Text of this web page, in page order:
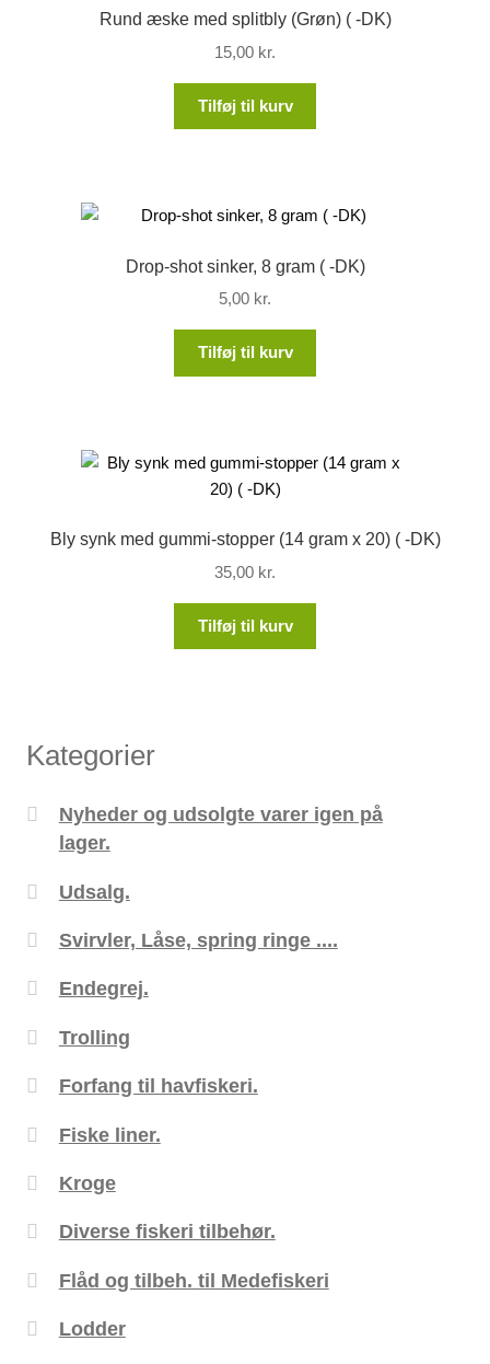
Rund æske med splitbly (Grøn) ( -DK)
15,00 kr.
Tilføj til kurv
Drop-shot sinker, 8 gram ( -DK)
5,00 kr.
Tilføj til kurv
Bly synk med gummi-stopper (14 gram x 20) ( -DK)
35,00 kr.
Tilføj til kurv
Kategorier
Nyheder og udsolgte varer igen på
lager.
Udsalg.
Svirvler, Låse, spring ringe ....
Endegrej.
Trolling
Forfang til havfiskeri.
Fiske liner.
Kroge
Diverse fiskeri tilbehør.
Flåd og tilbeh. til Medefiskeri
Lodder